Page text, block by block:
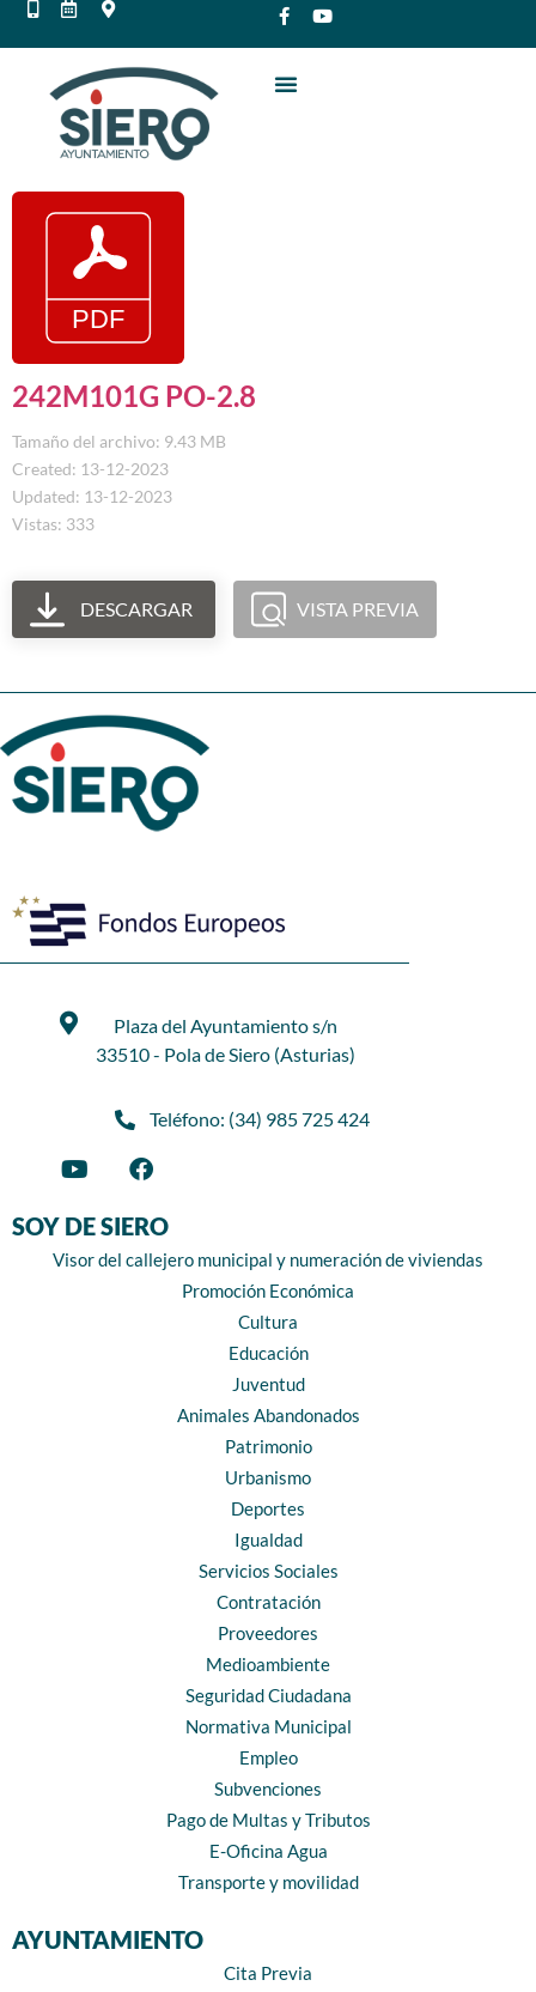
242M101G PO-2.8
Tamaño del archivo: 9.43 MB
Created: 13-12-2023
Updated: 13-12-2023
Vistas: 333
DESCARGAR VISTA PREVIA
Plaza del Ayuntamiento s/n
33510 - Pola de Siero (Asturias)
Teléfono: (34) 985 725 424
SOY DE SIERO
Visor del callejero municipal y numeración de viviendas
Promoción Económica
Cultura
Educación
Juventud
Animales Abandonados
Patrimonio
Urbanismo
Deportes
Igualdad
Servicios Sociales
Contratación
Proveedores
Medioambiente
Seguridad Ciudadana
Normativa Municipal
Empleo
Subvenciones
Pago de Multas y Tributos
E-Oficina Agua
Transporte y movilidad
AYUNTAMIENTO
Cita Previa